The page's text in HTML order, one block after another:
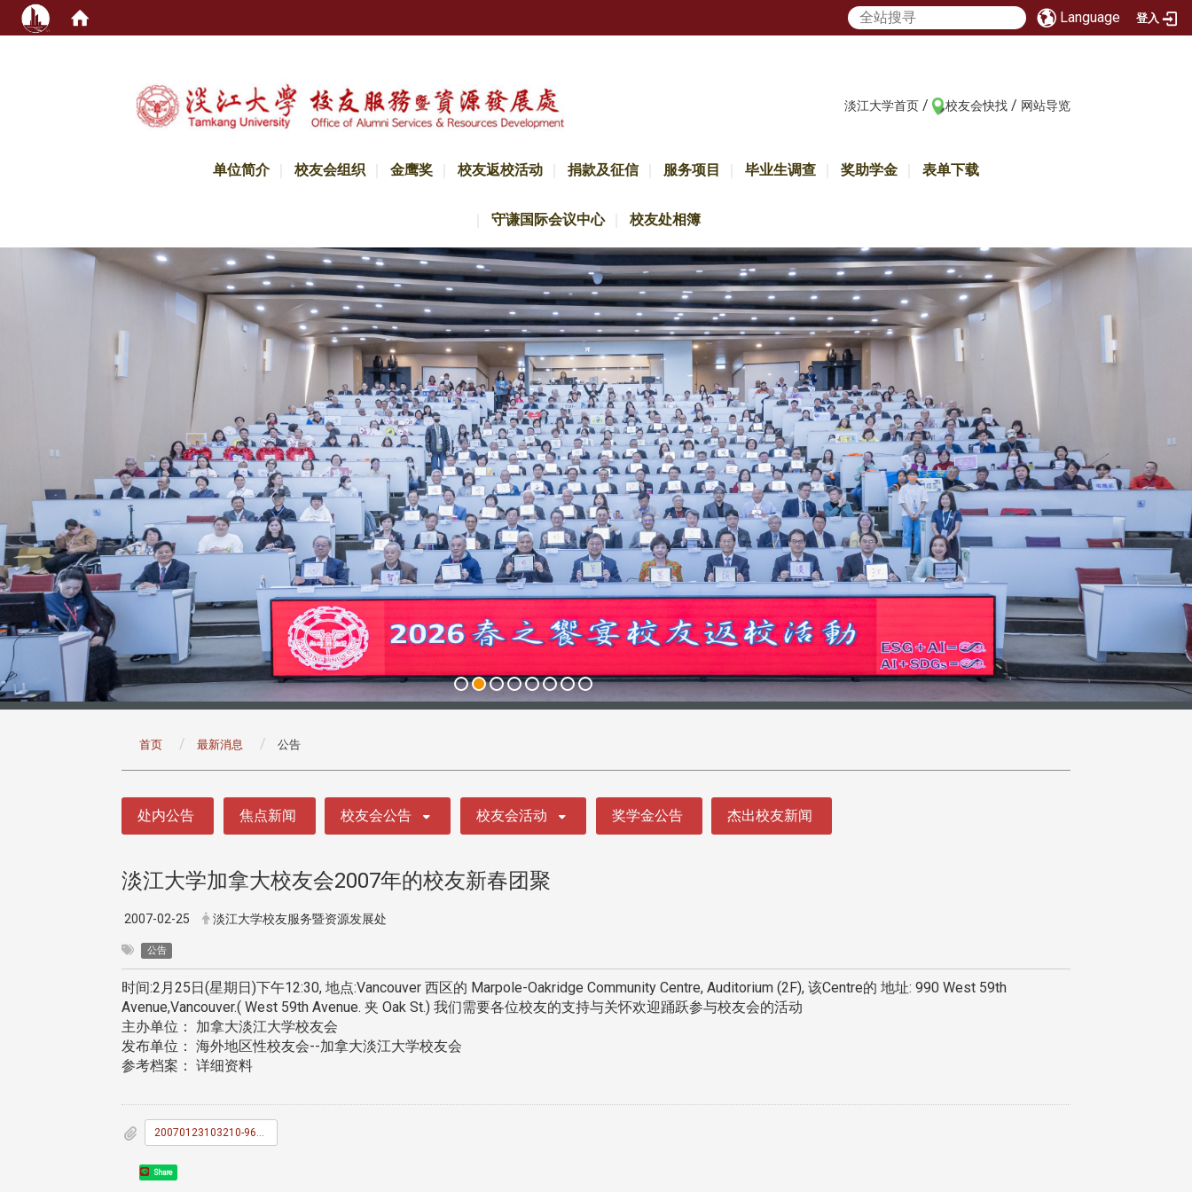
Language 登入
淡江大学首页 / 校友会快找 / 网站导览
单位简介 校友会组织 金鹰奖 校友返校活动 捐款及征信 服务项目 毕业生调查 奖助学金 表单下载
守谦国际会议中心 校友处相簿
首页 最新消息 公告
处内公告 焦点新闻 校友会公告 校友会活动 奖学金公告 杰出校友新闻
淡江大学加拿大校友会2007年的校友新春团聚
2007-02-25 淡江大学校友服务暨资源发展处
公告
时间:2月25日(星期日)下午12:30, 地点:Vancouver 西区的 Marpole-Oakridge Community Centre, Auditorium (2F), 该Centre的 地址: 990 West 59th
Avenue,Vancouver.( West 59th Avenue. 夹 Oak St.) 我们需要各位校友的支持与关怀欢迎踊跃参与校友会的活动
主办单位： 加拿大淡江大学校友会
发布单位： 海外地区性校友会--加拿大淡江大学校友会
参考档案： 详细资料
Share